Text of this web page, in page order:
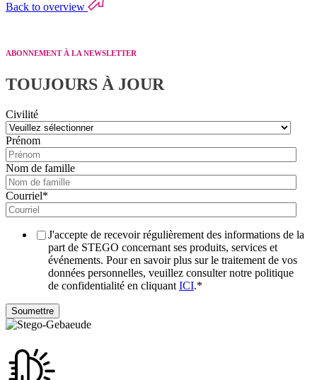
Back to overview
ABONNEMENT À LA NEWSLETTER
TOUJOURS À JOUR
Civilité
Prénom
Nom de famille
Courriel*
J'accepte de recevoir régulièrement des informations de la
part de STEGO concernant ses produits, services et
événements. Pour en savoir plus sur le traitement de vos
données personnelles, veuillez consulter notre politique
de confidentialité en cliquant ICI.*